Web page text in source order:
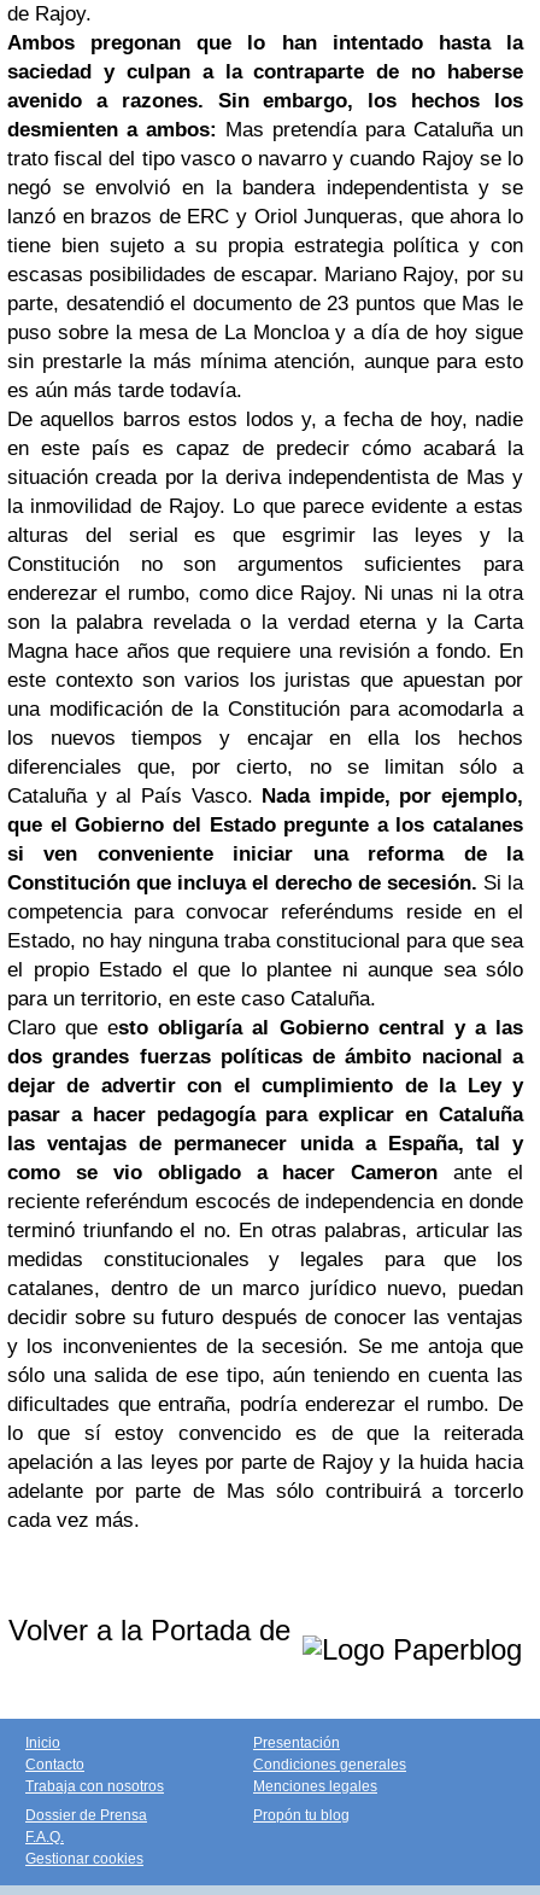
de Rajoy.
Ambos pregonan que lo han intentado hasta la
saciedad y culpan a la contraparte de no haberse
avenido a razones. Sin embargo, los hechos los
desmienten a ambos: Mas pretendía para Cataluña un
trato fiscal del tipo vasco o navarro y cuando Rajoy se lo
negó se envolvió en la bandera independentista y se
lanzó en brazos de ERC y Oriol Junqueras, que ahora lo
tiene bien sujeto a su propia estrategia política y con
escasas posibilidades de escapar. Mariano Rajoy, por su
parte, desatendió el documento de 23 puntos que Mas le
puso sobre la mesa de La Moncloa y a día de hoy sigue
sin prestarle la más mínima atención, aunque para esto
es aún más tarde todavía.
De aquellos barros estos lodos y, a fecha de hoy, nadie
en este país es capaz de predecir cómo acabará la
situación creada por la deriva independentista de Mas y
la inmovilidad de Rajoy. Lo que parece evidente a estas
alturas del serial es que esgrimir las leyes y la
Constitución no son argumentos suficientes para
enderezar el rumbo, como dice Rajoy. Ni unas ni la otra
son la palabra revelada o la verdad eterna y la Carta
Magna hace años que requiere una revisión a fondo. En
este contexto son varios los juristas que apuestan por
una modificación de la Constitución para acomodarla a
los nuevos tiempos y encajar en ella los hechos
diferenciales que, por cierto, no se limitan sólo a
Cataluña y al País Vasco. Nada impide, por ejemplo,
que el Gobierno del Estado pregunte a los catalanes
si ven conveniente iniciar una reforma de la
Constitución que incluya el derecho de secesión. Si la
competencia para convocar referéndums reside en el
Estado, no hay ninguna traba constitucional para que sea
el propio Estado el que lo plantee ni aunque sea sólo
para un territorio, en este caso Cataluña.
Claro que esto obligaría al Gobierno central y a las
dos grandes fuerzas políticas de ámbito nacional a
dejar de advertir con el cumplimiento de la Ley y
pasar a hacer pedagogía para explicar en Cataluña
las ventajas de permanecer unida a España, tal y
como se vio obligado a hacer Cameron ante el
reciente referéndum escocés de independencia en donde
terminó triunfando el no. En otras palabras, articular las
medidas constitucionales y legales para que los
catalanes, dentro de un marco jurídico nuevo, puedan
decidir sobre su futuro después de conocer las ventajas
y los inconvenientes de la secesión. Se me antoja que
sólo una salida de ese tipo, aún teniendo en cuenta las
dificultades que entraña, podría enderezar el rumbo. De
lo que sí estoy convencido es de que la reiterada
apelación a las leyes por parte de Rajoy y la huida hacia
adelante por parte de Mas sólo contribuirá a torcerlo
cada vez más.
Volver a la Portada de
Inicio
Contacto
Trabaja con nosotros
Presentación
Condiciones generales
Menciones legales
Dossier de Prensa
F.A.Q.
Gestionar cookies
Propón tu blog